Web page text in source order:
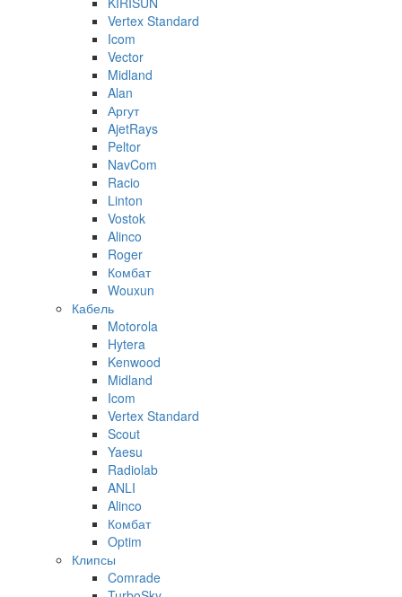
Vertex Standard
Icom
Vector
Midland
Alan
Аргут
AjetRays
Peltor
NavCom
Racio
Linton
Vostok
Alinco
Roger
Комбат
Wouxun
Кабель
Motorola
Hytera
Kenwood
Midland
Icom
Vertex Standard
Scout
Yaesu
Radiolab
ANLI
Alinco
Комбат
Optim
Клипсы
Comrade